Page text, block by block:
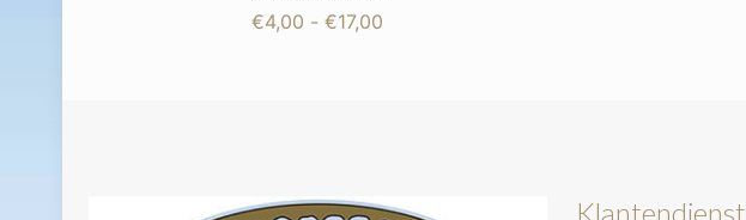
€4,00 - €17,00
Klantendienst